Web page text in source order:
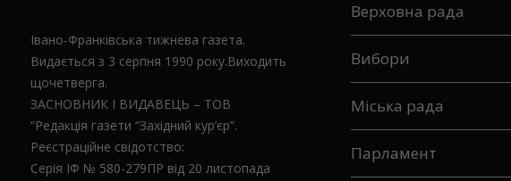
Івано-Франківська тижнева газета.
Видається з 3 серпня 1990 року.Виходить
щочетверга.
ЗАСНОВНИК І ВИДАВЕЦЬ – ТОВ
“Редакція газети “Західний кур’єр”.
Реєстраційне свідотство:
Серія ІФ № 580-279ПР від 20 листопада
Верховна рада
Вибори
Міська рада
Парламент